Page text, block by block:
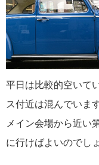
平日は比較的空いて
ス付近は混んでいます
メイン会場から近い
に行けばよいのでし